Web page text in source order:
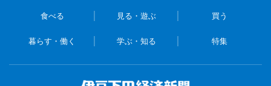
食べる 見る・遊ぶ 買う
暮らす・働く 学ぶ・知る 特集